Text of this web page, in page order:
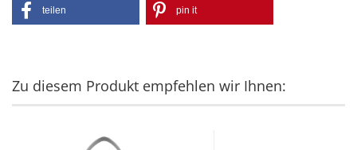
teilen pin it
Zu diesem Produkt empfehlen wir Ihnen: